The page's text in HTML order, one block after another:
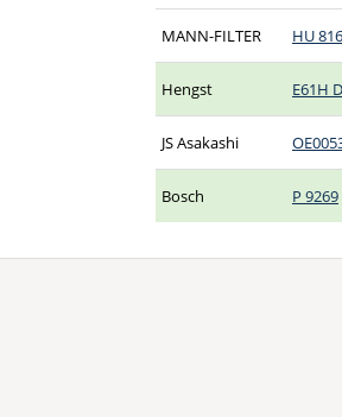
MANN-FILTER HU
Hengst E61H
JS Asakashi
Bosch P 9269